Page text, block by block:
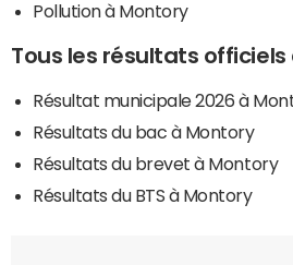
Pollution à Montory
Tous les résultats officiels
Résultat municipale 2026 à
Résultats du bac à Montory
Résultats du brevet à Montory
Résultats du BTS à Montory